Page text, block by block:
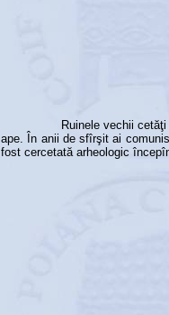
Ruinele vechii
ape. În anii de sfîrşit ai
fost cercetată arheologic